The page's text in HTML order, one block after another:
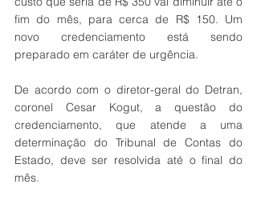
fim do mês, para cerca de R$ 150. Um
novo credenciamento está sendo
preparado em caráter de urgência.
De acordo com o diretor-geral do Detran,
coronel Cesar Kogut, a questão do
credenciamento, que atende a uma
determinação do Tribunal de Contas do
Estado, deve ser resolvida até o final do
mês.